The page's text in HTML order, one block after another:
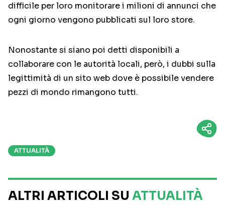
difficile per loro monitorare i milioni di annunci che
ogni giorno vengono pubblicati sul loro store.
Nonostante si siano poi detti disponibili a
collaborare con le autorità locali, però, i dubbi sulla
legittimità di un sito web dove è possibile vendere
pezzi di mondo rimangono tutti.
ATTUALITÀ
ALTRI ARTICOLI SU ATTUALITÀ